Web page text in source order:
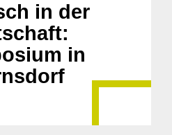
in der
in